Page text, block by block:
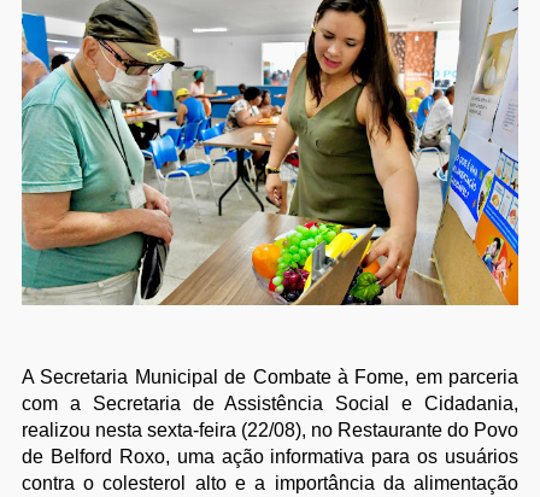
A Secretaria Municipal de Combate à Fome, em parceria
com a Secretaria de Assistência Social e Cidadania,
realizou nesta sexta-feira (22/08), no Restaurante do Povo
de Belford Roxo, uma ação informativa para os usuários
contra o colesterol alto e a importância da alimentação